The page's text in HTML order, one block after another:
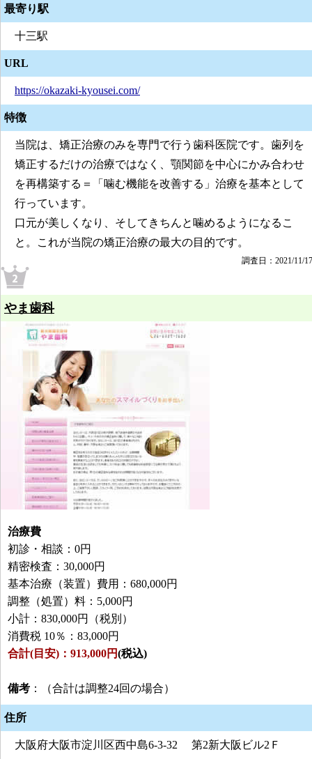
最寄り駅
十三駅
URL
https://okazaki-kyousei.com/
特徴
当院は、矯正治療のみを専門で行う歯科医院です。歯列を
矯正するだけの治療ではなく、顎関節を中心にかみ合わせ
を再構築する＝「噛む機能を改善する」治療を基本として
行っています。
口元が美しくなり、そしてきちんと噛めるようになるこ
と。これが当院の矯正治療の最大の目的です。
調査日：2021/11/17
やま歯科
治療費
初診・相談：0円
精密検査：30,000円
基本治療（装置）費用：680,000円
調整（処置）料：5,000円
小計：830,000円（税別）
消費税 10％：83,000円
合計(目安)：913,000円(税込)
備考 ：（合計は調整24回の場合）
住所
大阪府大阪市淀川区西中島6-3-32 第2新大阪ビル2Ｆ